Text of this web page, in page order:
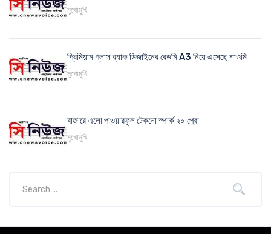
মুখোমুখি
প্রিমিয়াম গ্লাস ব্যাক ডিজাইনের রেডমি A3 নিয়ে এসেছে শাওমি
মুখোমুখি
বাজারে এলো পাওয়ারফুল টেকনো স্পার্ক ২০ প্রো
মুখোমুখি